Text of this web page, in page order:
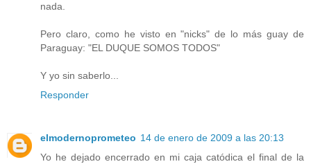
nada.
Pero claro, como he visto en "nicks" de lo más guay de
Paraguay: "EL DUQUE SOMOS TODOS"
Y yo sin saberlo...
Responder
elmodernoprometeo 14 de enero de 2009 a las 20:13
Yo he dejado encerrado en mi caja catódica el final de la